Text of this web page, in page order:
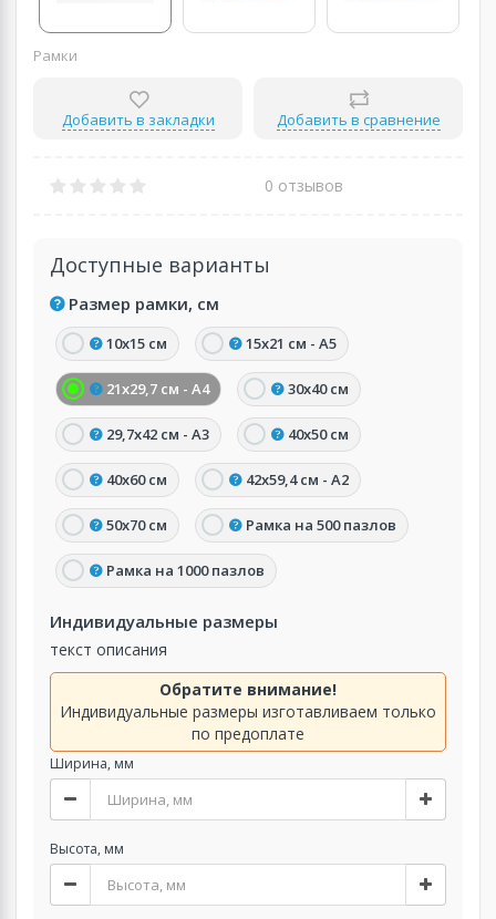
Рамки
Добавить в закладки Добавить в сравнение
0 отзывов
Доступные варианты
Размер рамки, см
10х15 см 15х21 см - А5
21х29,7 см - А4 30х40 см
29,7х42 см - А3 40х50 см
40х60 см 42х59,4 см - А2
50х70 см Рамка на 500 пазлов
Рамка на 1000 пазлов
Индивидуальные размеры
текст описания
Обратите внимание!
Индивидуальные размеры изготавливаем только
по предоплате
Ширина, мм
Высота, мм